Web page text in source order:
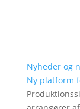
Nyheder og
Ny platform